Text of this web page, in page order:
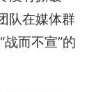
队在媒体群
而不宣”的